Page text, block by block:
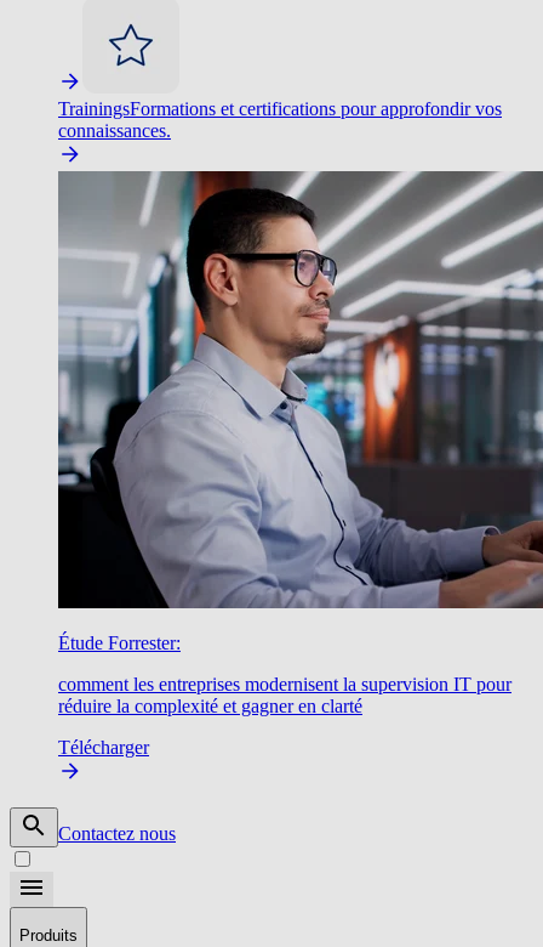
TrainingsFormations et certifications pour approfondir vos
connaissances.
Étude Forrester:
comment les entreprises modernisent la supervision IT pour
réduire la complexité et gagner en clarté
Télécharger
Contactez nous
Produits